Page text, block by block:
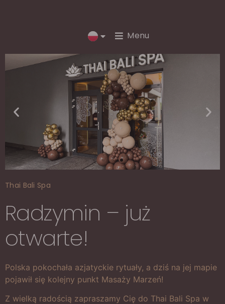
Menu
Thai Bali Spa
Radzymin – już
otwarte!
Polska pokochała azjatyckie rytuały, a dziś na jej mapie
pojawił się kolejny punkt Masaży Marzeń!
Z wielką radością zapraszamy Cię do Thai Bali Spa w